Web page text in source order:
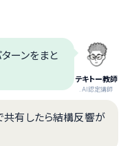
テキトー教師
.AI認定講師
ーンをまと
共有したら結構反響が